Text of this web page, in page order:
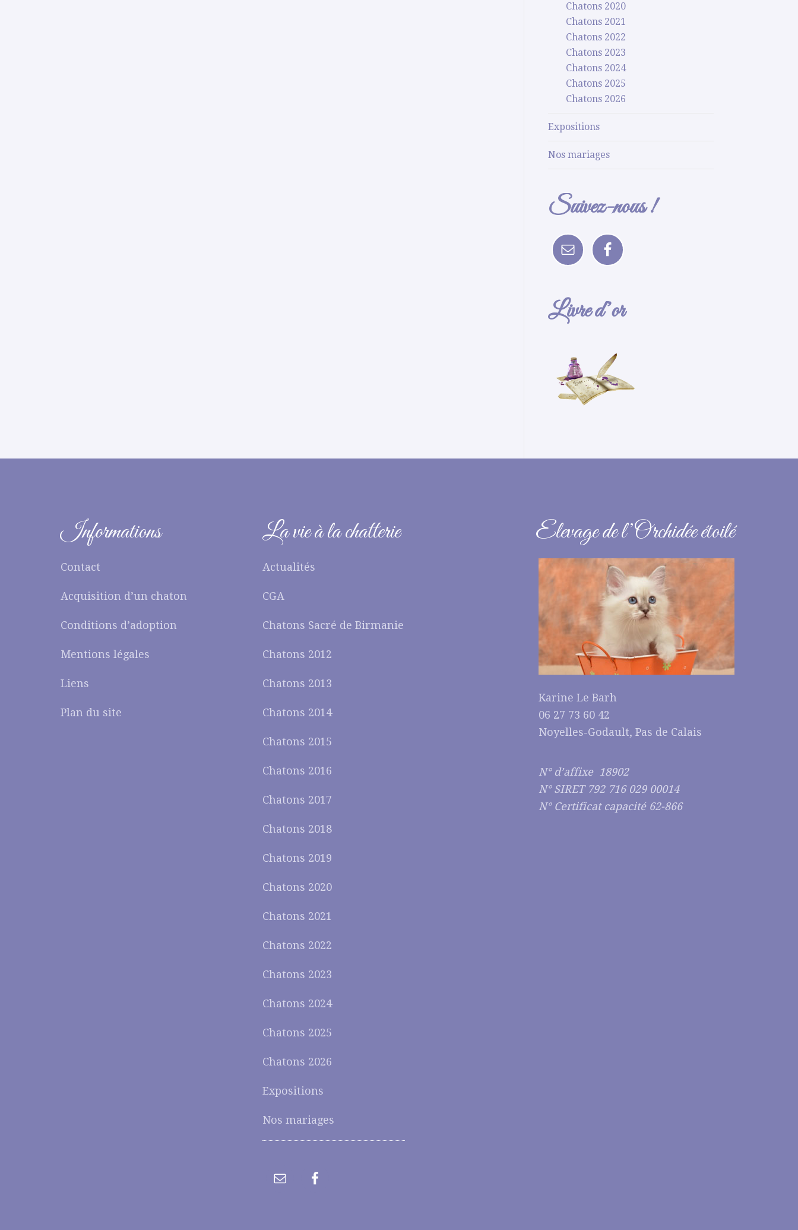
Chatons 2020
Chatons 2021
Chatons 2022
Chatons 2023
Chatons 2024
Chatons 2025
Chatons 2026
Expositions
Nos mariages
Suivez-nous !
Livre d’or
Informations
Contact
Acquisition d’un chaton
Conditions d’adoption
Mentions légales
Liens
Plan du site
La vie à la chatterie
Actualités
CGA
Chatons Sacré de Birmanie
Chatons 2012
Chatons 2013
Chatons 2014
Chatons 2015
Chatons 2016
Chatons 2017
Chatons 2018
Chatons 2019
Chatons 2020
Chatons 2021
Chatons 2022
Chatons 2023
Chatons 2024
Chatons 2025
Chatons 2026
Expositions
Nos mariages
Elevage de l’Orchidée étoilé
Karine Le Barh
06 27 73 60 42
Noyelles-Godault, Pas de Calais
N° d’affixe 18902
N° SIRET 792 716 029 00014
N° Certificat capacité 62-866